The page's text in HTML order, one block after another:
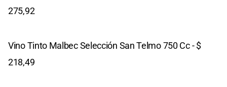
275,92
Vino Tinto Malbec Selección San Telmo 750 Cc - $
218,49